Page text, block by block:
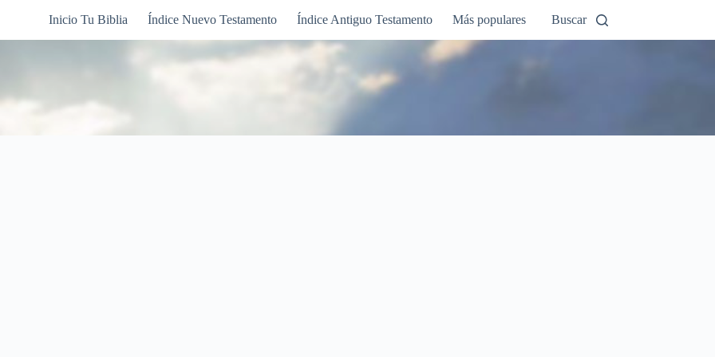
Inicio Tu Biblia Índice Nuevo Testamento Índice Antiguo Testamento Más populares Buscar